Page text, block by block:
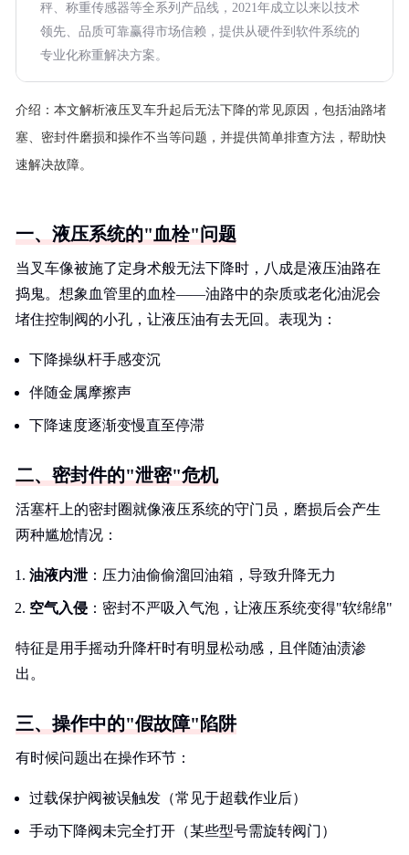
秤、称重传感器等全系列产品线，2021年成立以来以技术
领先、品质可靠赢得市场信赖，提供从硬件到软件系统的
专业化称重解决方案。
介绍： 本文解析液压叉车升起后无法下降的常见原因，包括油路堵
塞、密封件磨损和操作不当等问题，并提供简单排查方法，帮助快
速解决故障。
一、液压系统的"血栓"问题
当叉车像被施了定身术般无法下降时，八成是液压油路在
捣鬼。想象血管里的血栓——油路中的杂质或老化油泥会
堵住控制阀的小孔，让液压油有去无回。表现为：
下降操纵杆手感变沉
伴随金属摩擦声
下降速度逐渐变慢直至停滞
二、密封件的"泄密"危机
活塞杆上的密封圈就像液压系统的守门员，磨损后会产生
两种尴尬情况：
油液内泄：压力油偷偷溜回油箱，导致升降无力
空气入侵 ：密封不严吸入气泡，让液压系统变得"软绵绵"
特征是用手摇动升降杆时有明显松动感，且伴随油渍渗
出。
三、操作中的"假故障"陷阱
有时候问题出在操作环节：
过载保护阀被误触发（常见于超载作业后）
手动下降阀未完全打开（某些型号需旋转阀门）